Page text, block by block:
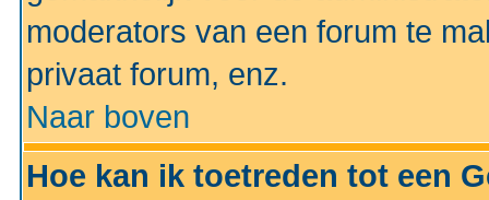
moderators van een forum te
privaat forum, enz.
Naar boven
Hoe kan ik toetreden tot een